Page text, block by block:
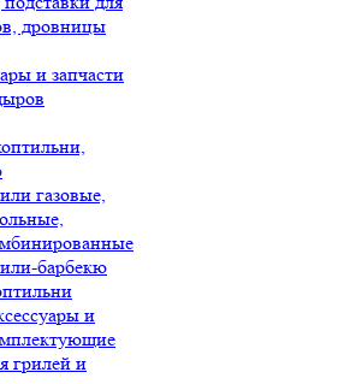
дровницы
и запчасти
газовые,
барбекю
и
грилей и